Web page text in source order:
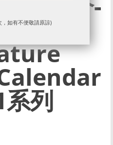
列
如有不便敬請原諒)